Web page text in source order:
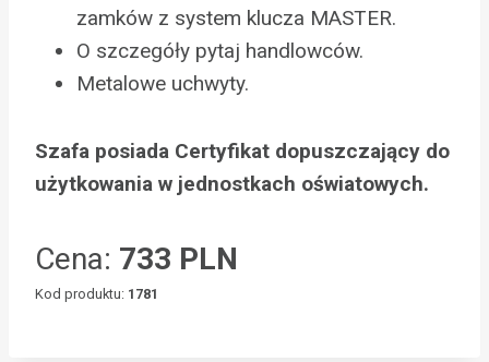
zamków z system klucza MASTER.
O szczegóły pytaj handlowców.
Metalowe uchwyty.
Szafa posiada Certyfikat dopuszczający do
użytkowania w jednostkach oświatowych.
Cena: 733 PLN
Kod produktu: 1781